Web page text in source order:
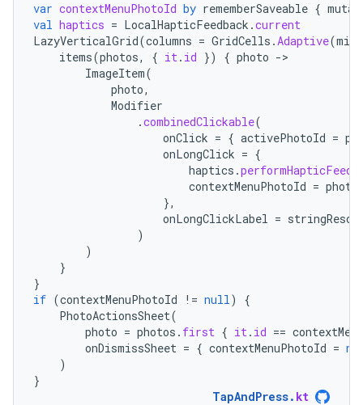
var contextMenuPhotoId by rememberSaveable {
val haptics = LocalHapticFeedback .current
LazyVerticalGrid(columns = GridCells .Adaptive(
items(photos, { it. id }) { photo -
ImageItem(
photo,
Modifier
.combinedClickable(
onClick = { activePhotoId =
onLongClick = {
haptics .
contextMenuPhotoId = photo
},
onLongClickLabel =
)
)
}
}
if (contextMenuPhotoId != null)
{
PhotoActionsSheet(
photo = photos . first { it. id ==
onDismissSheet = { contextMenuPhotoId =
)
}
TapAndPress. kt